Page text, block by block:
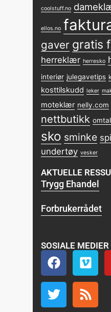
coolstuff.no
ellos.no
gaver gratis
herreklær herresko
interiør julegavetips
kosttilskudd leker
moteklær nelly.com
nettbutikk
sko sminke
undertøy vesker
AKTUELLE
Trygg Ehandel
Forbrukerrådet
SOSIALE MEDIER